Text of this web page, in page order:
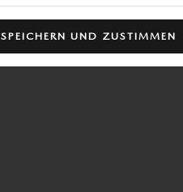
SPEICHERN UND ZUSTIMMEN